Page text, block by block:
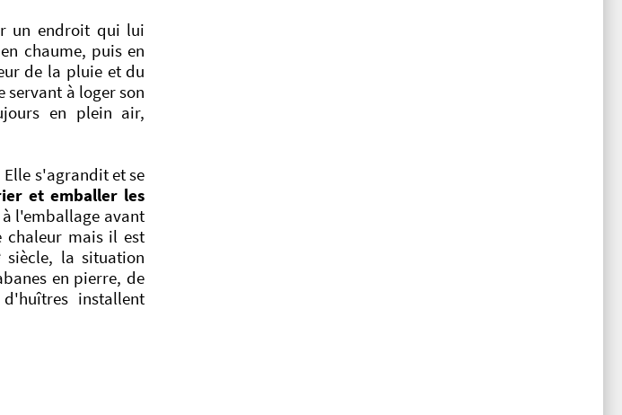
un endroit qui lui
chaume, puis en
de la pluie et du
servant à loger son
en plein air,
s'agrandit et se
et emballer les
l'emballage avant
chaleur mais il est
siècle, la situation
en pierre, de
installent